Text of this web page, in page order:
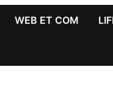
WEB ET COM